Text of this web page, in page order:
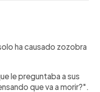
ha causado zozobra
le preguntaba a sus
que va a morir?".